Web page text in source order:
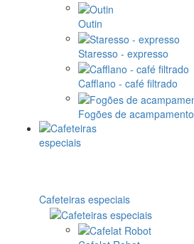
Outin
Staresso - expresso
Cafflano - café filtrado
Fogões de acampamento
Cafeteiras especiais